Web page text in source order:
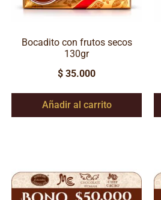
Bocadito con frutos secos
130gr
$ 35.000
Añadir al carrito